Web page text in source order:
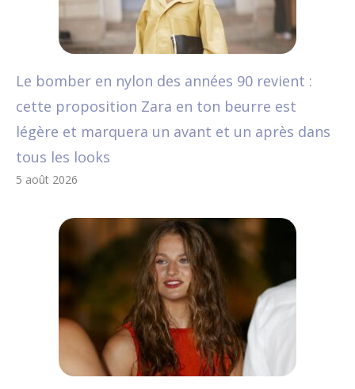
Le bomber en nylon des années 90 revient :
cette proposition Zara en ton beurre est
légère et marquera un avant et un après dans
tous les looks
5 août 2026